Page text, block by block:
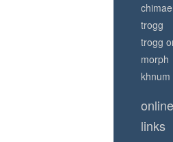
trogg
trogg
morph
khnum
links